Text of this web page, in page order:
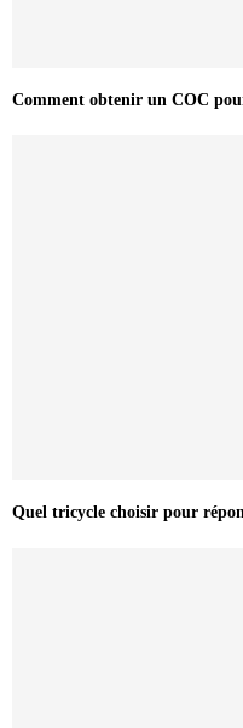
Comment obtenir un COC
Quel tricycle choisir pour